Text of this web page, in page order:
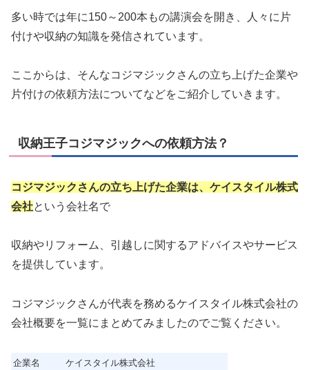
多い時では年に150～200本もの講演会を開き、人々に片
付けや収納の知識を発信されています。
ここからは、そんなコジマジックさんの立ち上げた企業や
片付けの依頼方法についてなどをご紹介していきます。
収納王子コジマジックへの依頼方法？
コジマジックさんの立ち上げた企業は、ケイスタイル株式
会社という会社名で
収納やリフォーム、引越しに関するアドバイスやサービス
を提供しています。
コジマジックさんが代表を務めるケイスタイル株式会社の
会社概要を一覧にまとめてみましたのでご覧ください。
企業名
ケイスタイル株式会社